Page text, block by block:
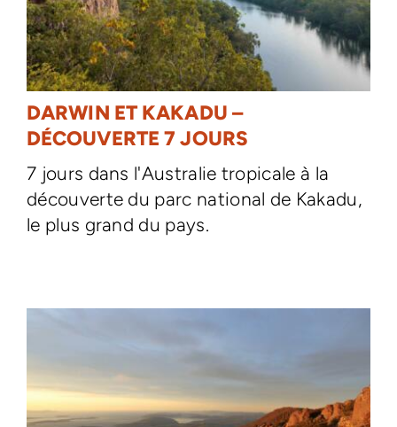
DARWIN ET KAKADU –
DÉCOUVERTE 7 JOURS
7 jours dans l'Australie tropicale à la
découverte du parc national de Kakadu,
le plus grand du pays.